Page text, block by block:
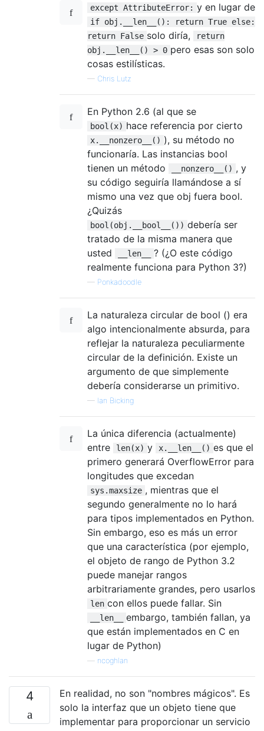
except AttributeError: y en lugar de
if obj.__len__(): return True else:
return False solo diría,
return
obj.__len__() > 0 pero esas son solo
cosas estilísticas.
— Chris Lutz
En Python 2.6 (al que se
bool(x) hace referencia por cierto
x.__nonzero__() ), su método no
funcionaría. Las instancias bool
tienen un método
__nonzero__() , y
su código seguiría llamándose a sí
mismo una vez que obj fuera bool.
¿Quizás
bool(obj.__bool__()) debería ser
tratado de la misma manera que
usted
__len__
? (¿O este código
realmente funciona para Python 3?)
— Ponkadoodle
La naturaleza circular de bool () era
algo intencionalmente absurda, para
reflejar la naturaleza peculiarmente
circular de la definición. Existe un
argumento de que simplemente
debería considerarse un primitivo.
— Ian Bicking
La única diferencia (actualmente)
entre
len(x) y x.__len__() es que el
primero generará OverflowError para
longitudes que excedan
sys.maxsize , mientras que el
segundo generalmente no lo hará
para tipos implementados en Python.
Sin embargo, eso es más un error
que una característica (por ejemplo,
el objeto de rango de Python 3.2
puede manejar rangos
arbitrariamente grandes, pero usarlos
len con ellos puede fallar. Sin
__len__
embargo, también fallan, ya
que están implementados en C en
lugar de Python)
ncoghlan
4
En realidad, no son "nombres mágicos". Es
solo la interfaz que un objeto tiene que
implementar para proporcionar un servicio